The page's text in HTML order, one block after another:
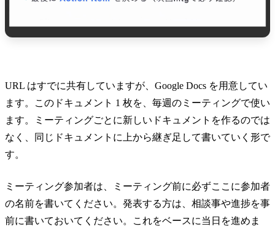
URL はすでに共有していますが、Google Docs を用意してい
ます。このドキュメント 1 枚を、毎週のミーティングで使い
ます。ミーティングごとに新しいドキュメントを作るのでは
なく、同じドキュメントに上から継ぎ足して書いていく形で
す。
ミーティング参加者は、ミーティング前に必ずここに参加者
の名前を書いてください。発表する方は、相談事や進捗を事
前に書いておいてください。これをベースに当日を進めま